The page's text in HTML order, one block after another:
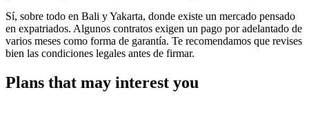
Sí, sobre todo en Bali y Yakarta, donde existe un mercado pensado
en expatriados. Algunos contratos exigen un pago por adelantado de
varios meses como forma de garantía. Te recomendamos que revises
bien las condiciones legales antes de firmar.
Plans that may interest you